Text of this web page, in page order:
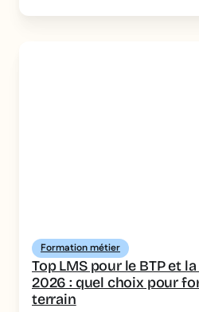
Formation métier
Top LMS pour le BTP et
2026 : quel choix pour
terrain